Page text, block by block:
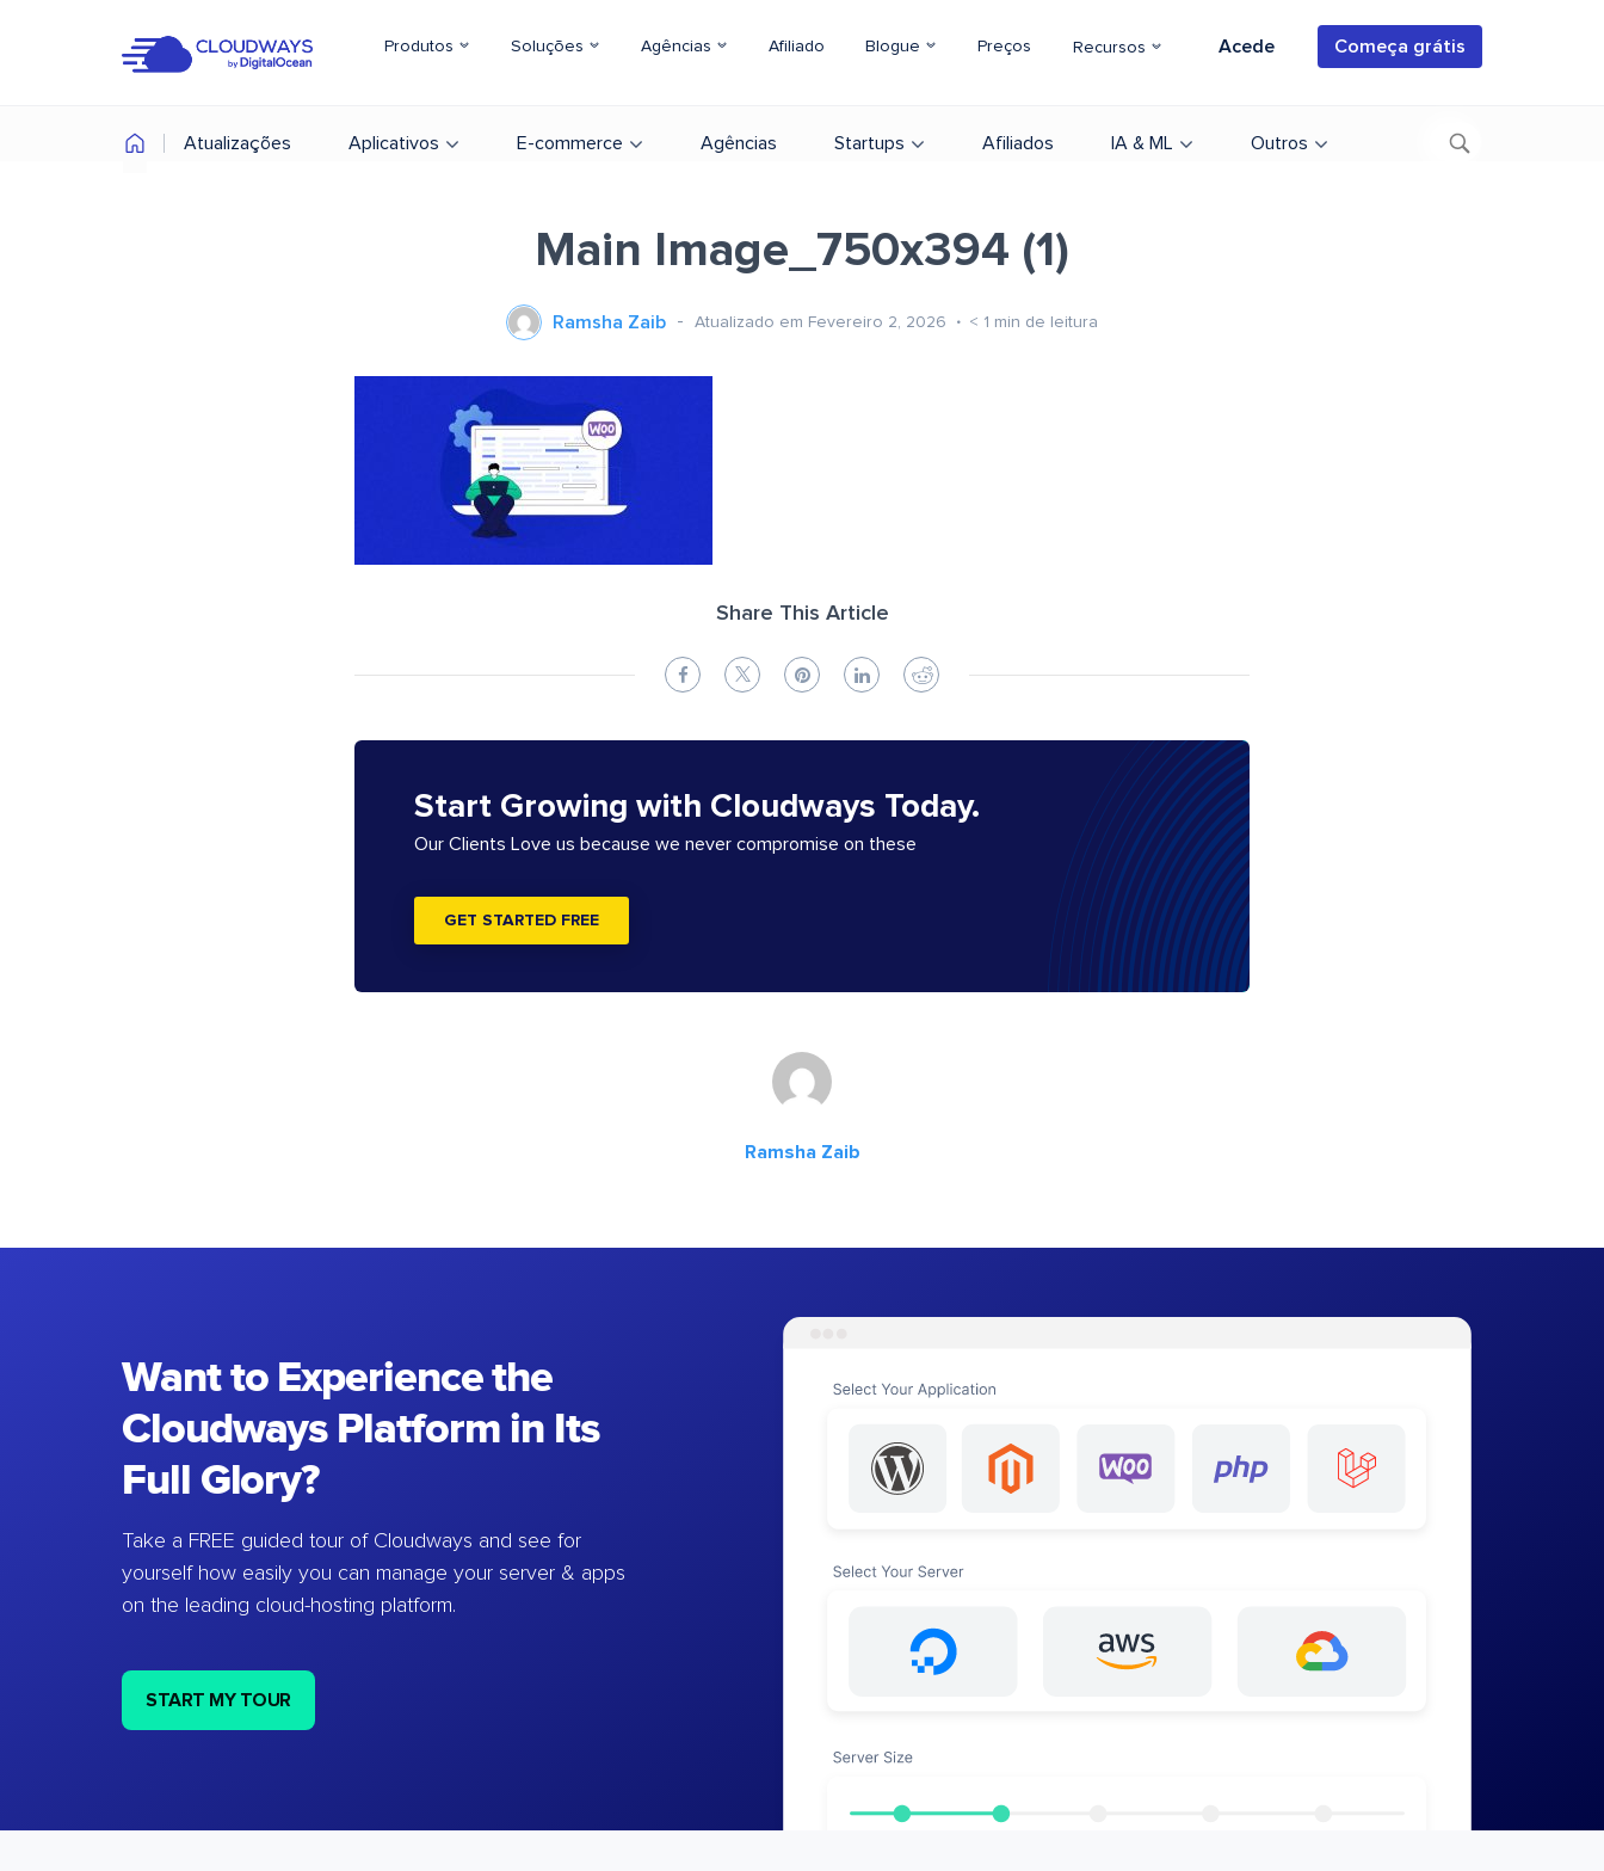
Produtos Soluções Agências Afiliado Blogue Preços Recursos Acede Começa grátis
Atualizações Aplicativos E-commerce Agências Startups Afiliados IA & ML Outros
Main Image_750x394 (1)
Ramsha Zaib Atualizado em Fevereiro 2, 2026 < 1 min de leitura
Share This Article
Start Growing with Cloudways Today.
Our Clients Love us because we never compromise on these
GET STARTED FREE
Ramsha Zaib
Want to Experience the
Cloudways Platform in Its
Full Glory?
Take a FREE guided tour of Cloudways and see for
yourself how easily you can manage your server & apps
on the leading cloud-hosting platform.
START MY TOUR